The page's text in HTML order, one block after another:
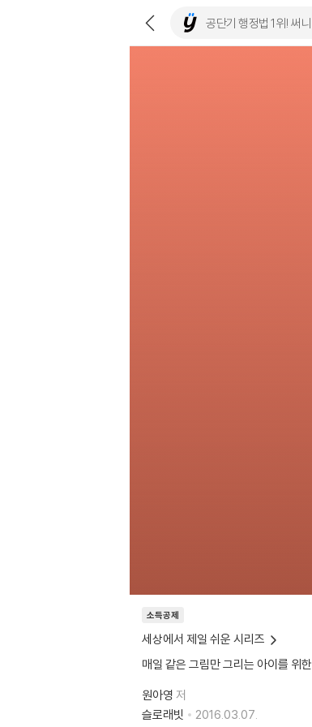
소득공제
세상에서 제일 쉬운 시리즈
매일 같은 그림만 그리는 아이를 위한
원아영 저
슬로래빗
2016.03.07.